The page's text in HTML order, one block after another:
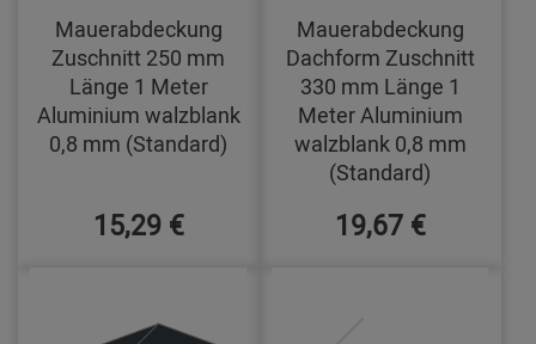
Mauerabdeckung
Zuschnitt 250 mm
Länge 1 Meter
Aluminium walzblank
0,8 mm (Standard)
15,29 €
Mauerabdeckung
Dachform Zuschnitt
330 mm Länge 1
Meter Aluminium
walzblank 0,8 mm
(Standard)
19,67 €